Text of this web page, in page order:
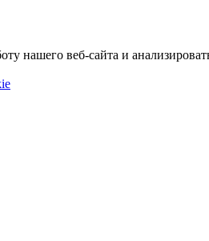
нашего веб-сайта и